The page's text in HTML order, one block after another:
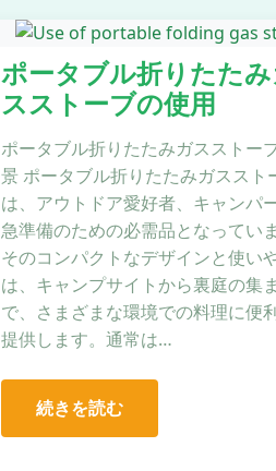
ポータブル折りたた
スストーブの使用
ポータブル折りたたみガスストー
景 ポータブル折りたたみガススト
は、アウトドア愛好者、キャンパ
急準備のための必需品となっていま
そのコンパクトなデザインと使い
は、キャンプサイトから裏庭の集
で、さまざまな環境での料理に便
提供します。通常は…
続きを読む